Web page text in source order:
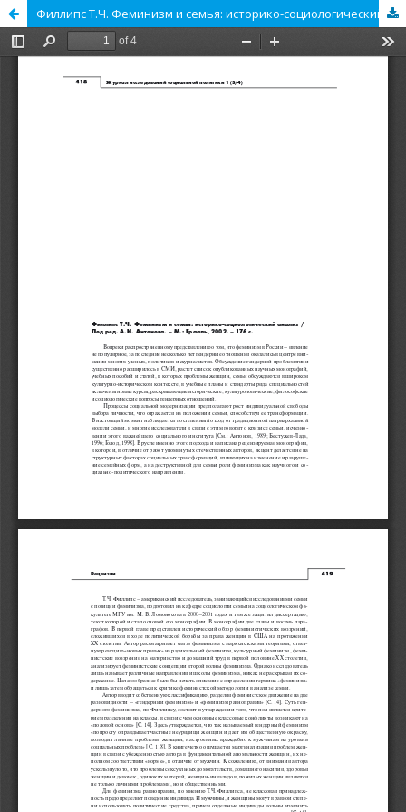
Филлипс Т.Ч. Феминизм и семья: историко-социологический анализ / Под ред. А.И. Антонова. – М.: Грааль, 2002. – 176 с.